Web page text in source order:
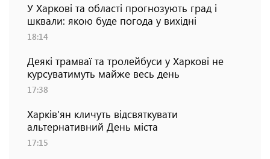
У Харкові та області прогнозують град і
шквали: якою буде погода у вихідні
18:14
Деякі трамваї та тролейбуси у Харкові не
курсуватимуть майже весь день
17:38
Харків'ян кличуть відсвяткувати
альтернативний День міста
17:15